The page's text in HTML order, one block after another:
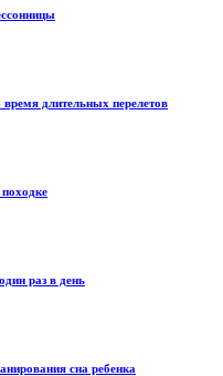
длительных перелетов
раз в день
сна ребенка